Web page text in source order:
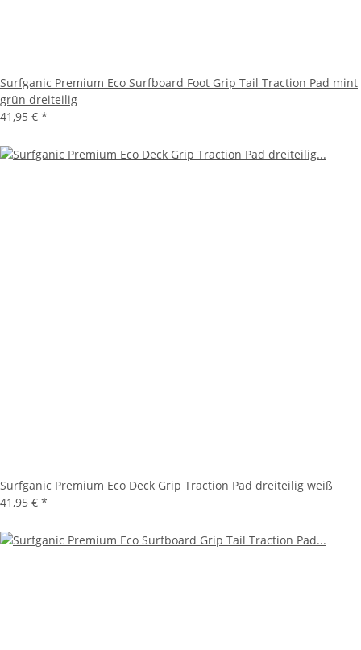
Surfganic Premium Eco Surfboard Foot Grip Tail Traction Pad mint
grün dreiteilig
41,95 € *
Surfganic Premium Eco Deck Grip Traction Pad dreiteilig weiß
41,95 € *